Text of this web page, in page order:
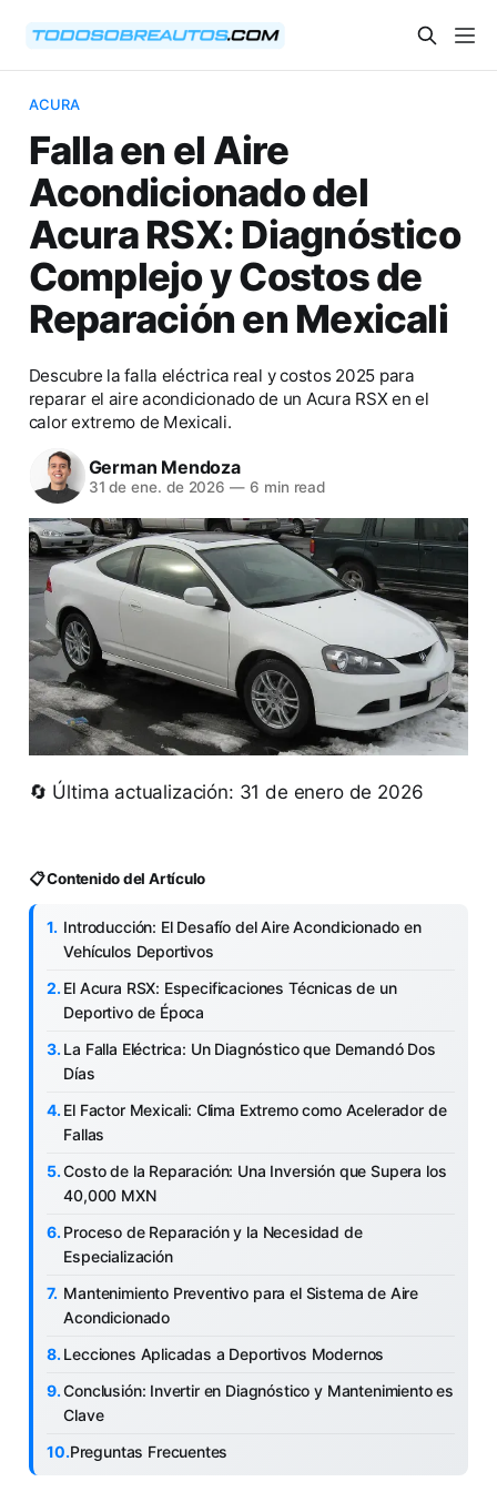
ACURA
Falla en el Aire
Acondicionado del
Acura RSX: Diagnóstico
Complejo y Costos de
Reparación en Mexicali
Descubre la falla eléctrica real y costos 2025 para
reparar el aire acondicionado de un Acura RSX en el
calor extremo de Mexicali.
German Mendoza
31 de ene. de 2026 — 6 min read
🔄 Última actualización: 31 de enero de 2026
📋 Contenido del Artículo
Introducción: El Desafío del Aire Acondicionado en
Vehículos Deportivos
El Acura RSX: Especificaciones Técnicas de un
Deportivo de Época
La Falla Eléctrica: Un Diagnóstico que Demandó Dos
Días
El Factor Mexicali: Clima Extremo como Acelerador de
Fallas
Costo de la Reparación: Una Inversión que Supera los
40,000 MXN
Proceso de Reparación y la Necesidad de
Especialización
Mantenimiento Preventivo para el Sistema de Aire
Acondicionado
Lecciones Aplicadas a Deportivos Modernos
Conclusión: Invertir en Diagnóstico y Mantenimiento es
Clave
Preguntas Frecuentes